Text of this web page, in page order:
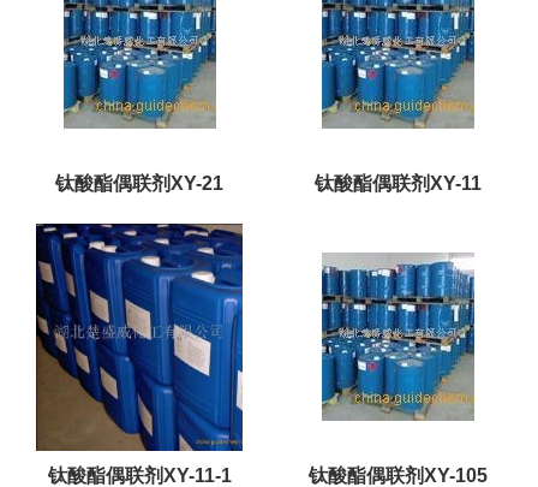
钛酸酯偶联剂XY-21 钛酸酯偶联剂XY-11
钛酸酯偶联剂XY-11-1 钛酸酯偶联剂XY-105